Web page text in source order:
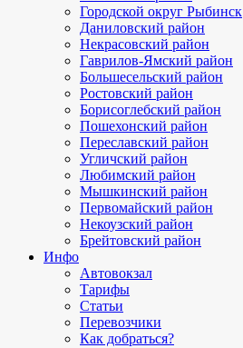
Городской округ Рыбинск
Даниловский район
Некрасовский район
Гаврилов-Ямский район
Большесельский район
Ростовский район
Борисоглебский район
Пошехонский район
Переславский район
Угличский район
Любимский район
Мышкинский район
Первомайский район
Некоузский район
Брейтовский район
Инфо
Автовокзал
Тарифы
Статьи
Перевозчики
Как добраться?